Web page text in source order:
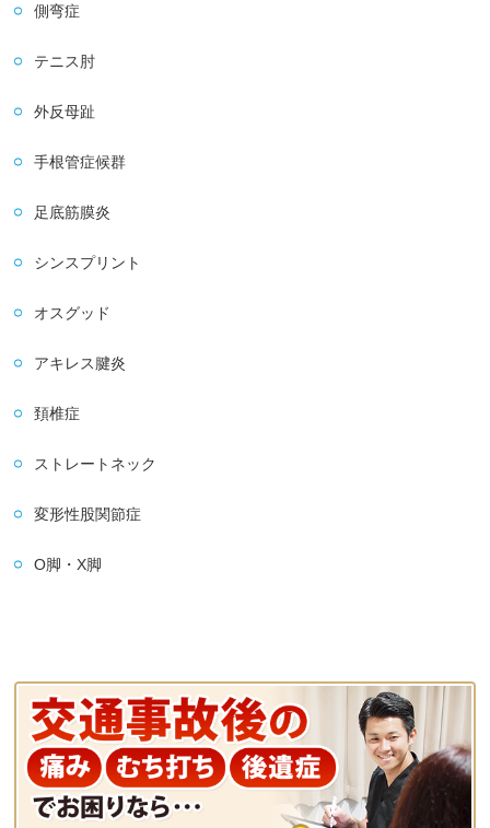
側弯症
テニス肘
外反母趾
手根管症候群
足底筋膜炎
シンスプリント
オスグッド
アキレス腱炎
頚椎症
ストレートネック
変形性股関節症
O脚・X脚